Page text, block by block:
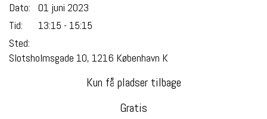
Dato:
01 juni 2023
Tid:
13:15 - 15:15
Sted:
Slotsholmsgade 10, 1216 København K
Kun få pladser tilbage
Gratis